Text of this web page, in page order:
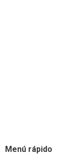
Menú rápido